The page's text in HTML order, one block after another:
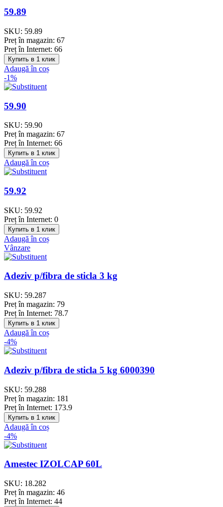
59.89
SKU: 59.89
Preț în magazin: 67
Preț în Internet: 66
Купить в 1 клик
Adaugă în coș
-1%
59.90
SKU: 59.90
Preț în magazin: 67
Preț în Internet: 66
Купить в 1 клик
Adaugă în coș
59.92
SKU: 59.92
Preț în Internet: 0
Купить в 1 клик
Adaugă în coș
Vânzare
Adeziv p/fibra de sticla 3 kg
SKU: 59.287
Preț în magazin: 79
Preț în Internet: 78.7
Купить в 1 клик
Adaugă în coș
-4%
Adeziv p/fibra de sticla 5 kg 6000390
SKU: 59.288
Preț în magazin: 181
Preț în Internet: 173.9
Купить в 1 клик
Adaugă în coș
-4%
Amestec IZOLCAP 60L
SKU: 18.282
Preț în magazin: 46
Preț în Internet: 44